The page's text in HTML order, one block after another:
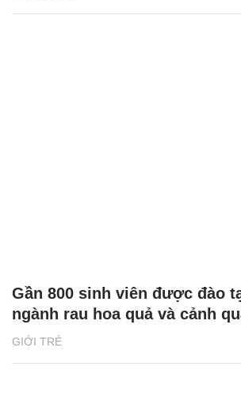
GIỚI TRẺ
Gần 800 sinh viên được đào
ngành rau hoa quả và cảnh